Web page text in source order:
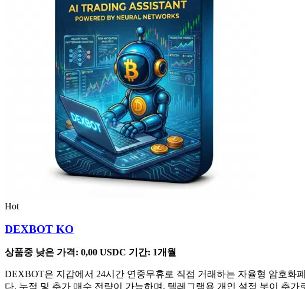
Hot
DEXBOT KO
상품중 낮은 가격: 0,00 USDC 기간: 1개월
DEXBOT은 지갑에서 24시간 연중무휴로 직접 거래하는 자율형 암호화
다. 누적 및 추가 매수 전략이 가능하며, 텔레그램용 개인 설정 봇이 추가